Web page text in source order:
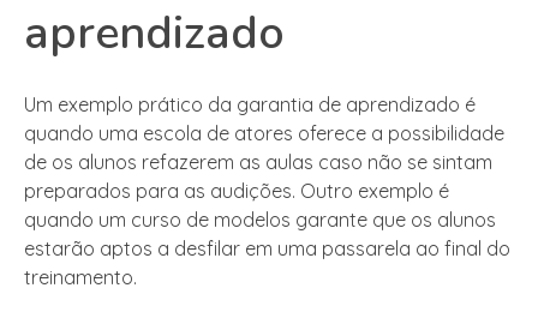
aprendizado
Um exemplo prático da garantia de aprendizado é
quando uma escola de atores oferece a possibilidade
de os alunos refazerem as aulas caso não se sintam
preparados para as audições. Outro exemplo é
quando um curso de modelos garante que os alunos
estarão aptos a desfilar em uma passarela ao final do
treinamento.